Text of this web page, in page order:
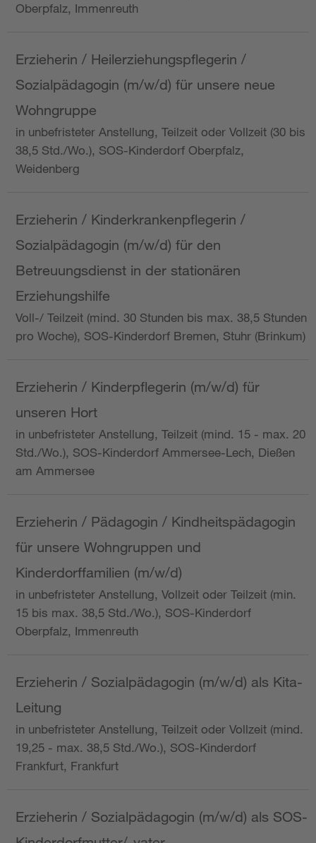
Oberpfalz, Immenreuth
Erzieherin / Heilerziehungspflegerin /
Sozialpädagogin (m/w/d) für unsere neue
Wohngruppe
in unbefristeter Anstellung, Teilzeit oder Vollzeit (30 bis
38,5 Std./Wo.), SOS-Kinderdorf Oberpfalz,
Weidenberg
Erzieherin / Kinderkrankenpflegerin /
Sozialpädagogin (m/w/d) für den
Betreuungsdienst in der stationären
Erziehungshilfe
Voll-/ Teilzeit (mind. 30 Stunden bis max. 38,5 Stunden
pro Woche), SOS-Kinderdorf Bremen, Stuhr (Brinkum)
Erzieherin / Kinderpflegerin (m/w/d) für
unseren Hort
in unbefristeter Anstellung, Teilzeit (mind. 15 - max. 20
Std./Wo.), SOS-Kinderdorf Ammersee-Lech, Dießen
am Ammersee
Erzieherin / Pädagogin / Kindheitspädagogin
für unsere Wohngruppen und
Kinderdorffamilien (m/w/d)
in unbefristeter Anstellung, Vollzeit oder Teilzeit (min.
15 bis max. 38,5 Std./Wo.), SOS-Kinderdorf
Oberpfalz, Immenreuth
Erzieherin / Sozialpädagogin (m/w/d) als Kita-
Leitung
in unbefristeter Anstellung, Teilzeit oder Vollzeit (mind.
19,25 - max. 38,5 Std./Wo.), SOS-Kinderdorf
Frankfurt, Frankfurt
Erzieherin / Sozialpädagogin (m/w/d) als SOS-